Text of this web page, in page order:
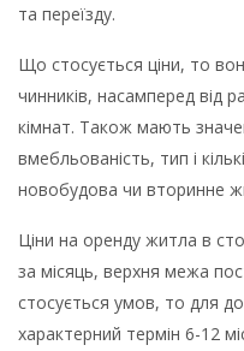
та переїзду.
Що стосується ціни, то
чинників, насамперед від
кімнат. Також мають
вмебльованість, тип і
новобудова чи вторинне
Ціни на оренду житла в
за місяць, верхня межа
стосується умов, то для
характерний термін 6-12